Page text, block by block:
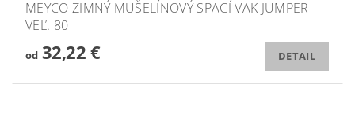
MEYCO ZIMNÝ MUŠELÍNOVÝ SPACÍ VAK JUMPER
VEĽ. 80
od32,22 € DETAIL